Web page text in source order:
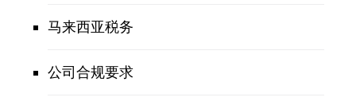
马来西亚税务
公司合规要求